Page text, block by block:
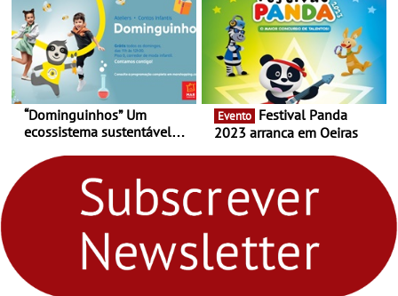
“Dominguinhos” Um
ecossistema sustentável
fores - Atelier de Educação
Ambiental nos
“Dominguinhos” de 23 de
Evento
2023 arranca em Oeiras